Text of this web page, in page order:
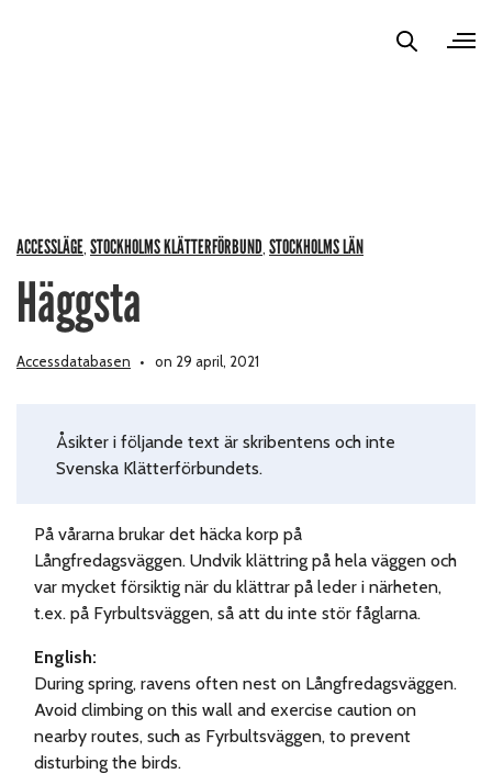
ACCESSLÄGE STOCKHOLMS KLÄTTERFÖRBUND STOCKHOLMS LÄN
Häggsta
Accessdatabasen on 29 april, 2021
Åsikter i följande text är skribentens och inte
Svenska Klätterförbundets.
På vårarna brukar det häcka korp på
Långfredagsväggen. Undvik klättring på hela väggen och
var mycket försiktig när du klättrar på leder i närheten,
t.ex. på Fyrbultsväggen, så att du inte stör fåglarna.
English:
During spring, ravens often nest on Långfredagsväggen.
Avoid climbing on this wall and exercise caution on
nearby routes, such as Fyrbultsväggen, to prevent
disturbing the birds.